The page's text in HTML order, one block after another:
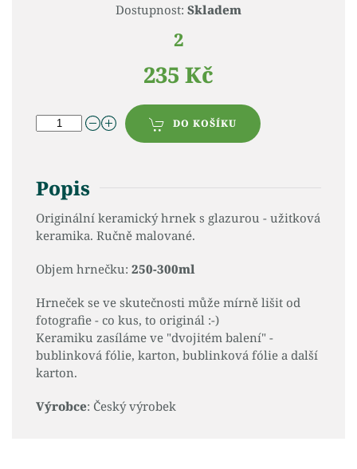
Dostupnost: Skladem
2
235 Kč
DO KOŠÍKU
Popis
Originální keramický hrnek s glazurou - užitková
keramika. Ručně malované.
Objem hrnečku: 250-300ml
Hrneček se ve skutečnosti může mírně lišit od
fotografie - co kus, to originál :-)
Keramiku zasíláme ve "dvojitém balení" -
bublinková fólie, karton, bublinková fólie a další
karton.
Výrobce: Český výrobek